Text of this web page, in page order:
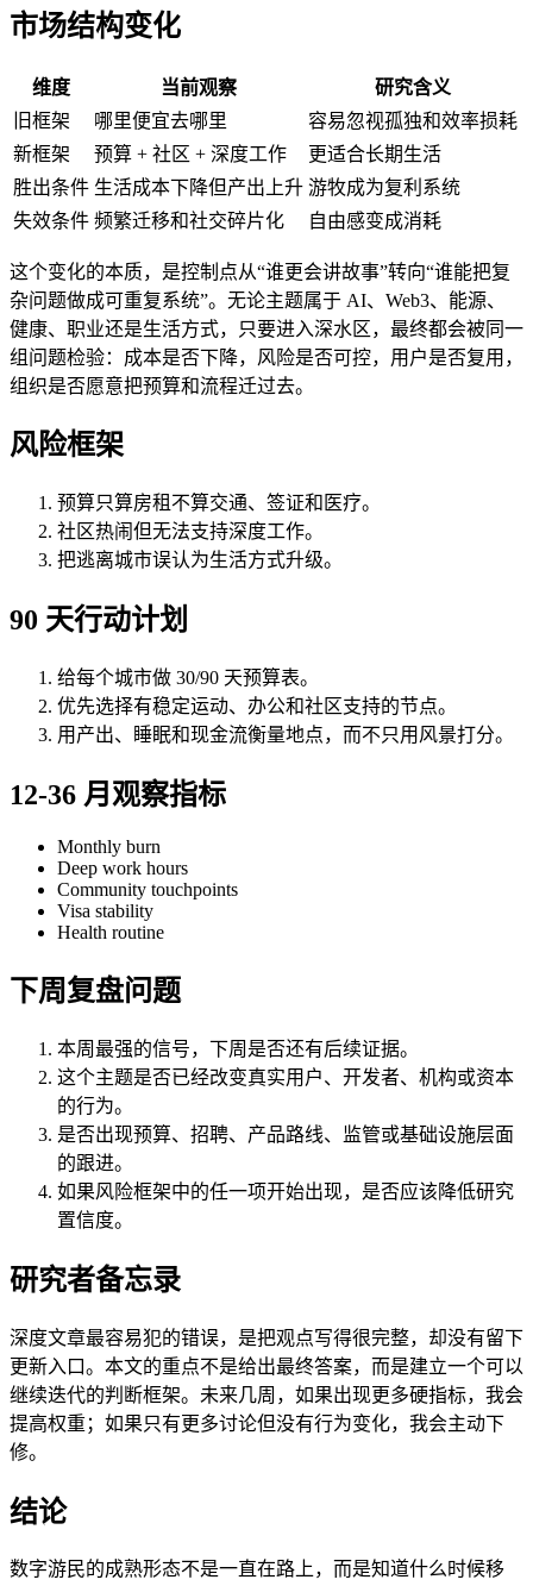
市场结构变化
维度 当前观察
研究含义
旧框架
哪里便宜去哪里
容易忽视孤独和效率损耗
新框架
预算 + 社区 + 深度工作
更适合长期生活
胜出条件 生活成本下降但产出上升 游牧成为复利系统
失效条件 频繁迁移和社交碎片化 自由感变成消耗
这个变化的本质，是控制点从“谁更会讲故事”转向“谁能把复
杂问题做成可重复系统”。无论主题属于 AI、Web3、能源、
健康、职业还是生活方式，只要进入深水区，最终都会被同一
组问题检验：成本是否下降，风险是否可控，用户是否复用，
组织是否愿意把预算和流程迁过去。
风险框架
预算只算房租不算交通、签证和医疗。
社区热闹但无法支持深度工作。
把逃离城市误认为生活方式升级。
90 天行动计划
给每个城市做 30/90 天预算表。
优先选择有稳定运动、办公和社区支持的节点。
用产出、睡眠和现金流衡量地点，而不只用风景打分。
12-36 月观察指标
Monthly burn
Deep work hours
Community touchpoints
Visa stability
Health routine
下周复盘问题
本周最强的信号，下周是否还有后续证据。
这个主题是否已经改变真实用户、开发者、机构或资本
的行为。
是否出现预算、招聘、产品路线、监管或基础设施层面
的跟进。
如果风险框架中的任一项开始出现，是否应该降低研究
置信度。
研究者备忘录
深度文章最容易犯的错误，是把观点写得很完整，却没有留下
更新入口。本文的重点不是给出最终答案，而是建立一个可以
继续迭代的判断框架。未来几周，如果出现更多硬指标，我会
提高权重；如果只有更多讨论但没有行为变化，我会主动下
修。
结论
数字游民的成熟形态不是一直在路上，而是知道什么时候移